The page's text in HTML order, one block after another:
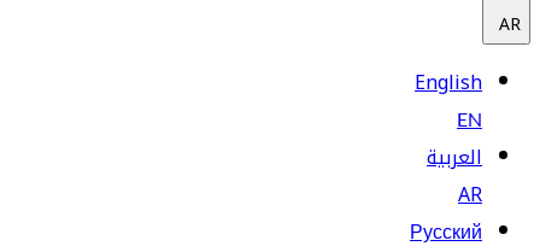
AR
English
EN
العربية
AR
Русский